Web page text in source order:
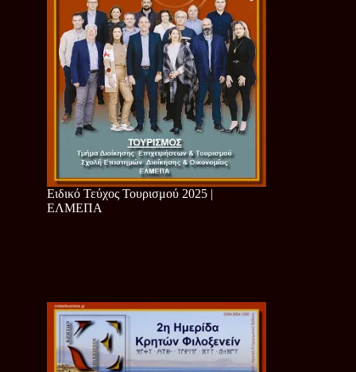
Ειδικό Τεύχος Τουρισμού 2025 |
ΕΛΜΕΠΑ